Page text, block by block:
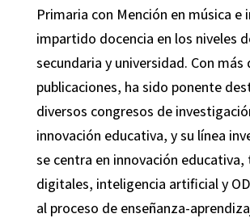
Primaria con Mención en música e
impartido docencia en los niveles
secundaria y universidad. Con más
publicaciones, ha sido ponente
diversos congresos de
innovación educativa, y su línea
se centra en innovación
digitales, inteligencia artificial y
al proceso de enseñanza-